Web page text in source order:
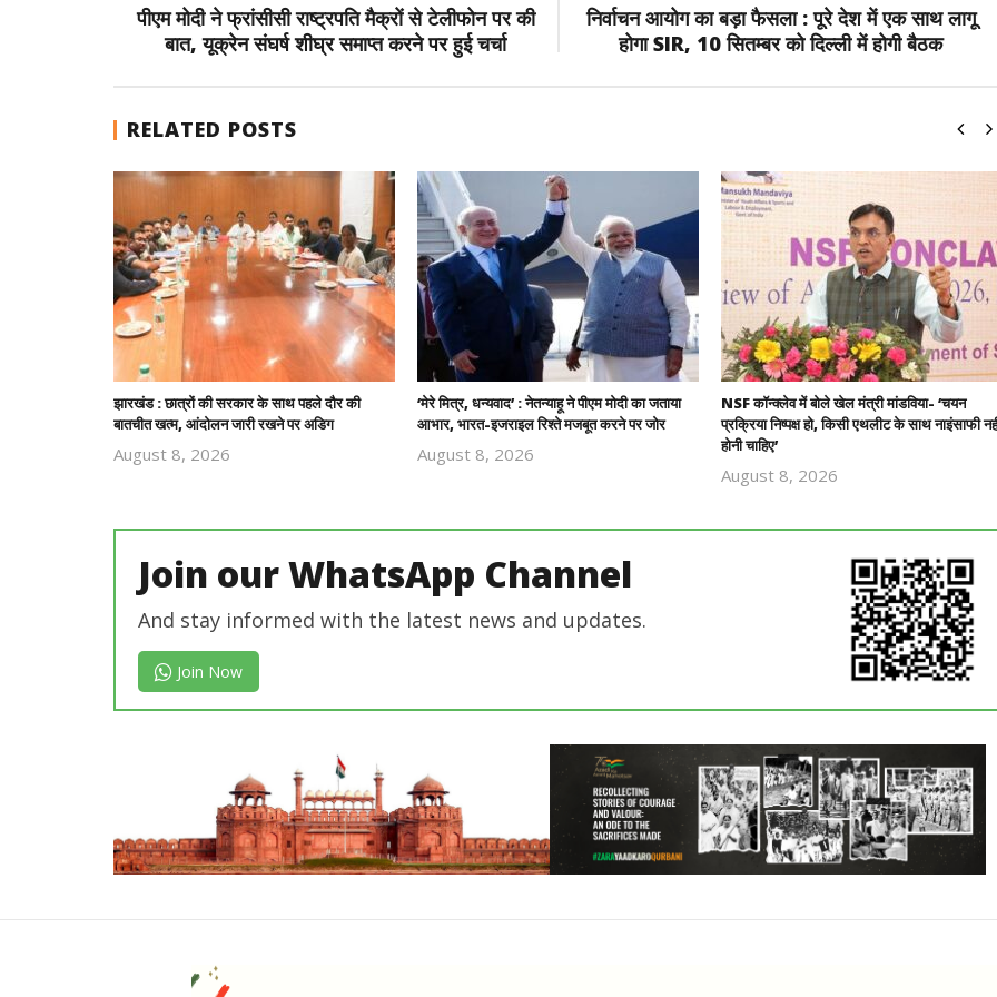
पीएम मोदी ने फ्रांसीसी राष्ट्रपति मैक्रों से टेलीफोन पर की
बात, यूक्रेन संघर्ष शीघ्र समाप्त करने पर हुई चर्चा
निर्वाचन आयोग का बड़ा फैसला : पूरे देश में एक साथ लागू
होगा SIR, 10 सितम्बर को दिल्ली में होगी बैठक
RELATED POSTS
झारखंड : छात्रों की सरकार के साथ पहले दौर की
बातचीत खत्म, आंदोलन जारी रखने पर अडिग
August 8, 2026
‘मेरे मित्र, धन्यवाद’ : नेतन्याहू ने पीएम मोदी का जताया
आभार, भारत-इजराइल रिश्ते मजबूत करने पर जोर
August 8, 2026
NSF कॉन्क्लेव में बोले खेल मंत्री मांडविया- ‘चयन
प्रक्रिया निष्पक्ष हो, किसी एथलीट के साथ नाइंसाफी
होनी चाहिए’
August 8, 2026
Join our WhatsApp Channel
And stay informed with the latest news and updates.
Join Now